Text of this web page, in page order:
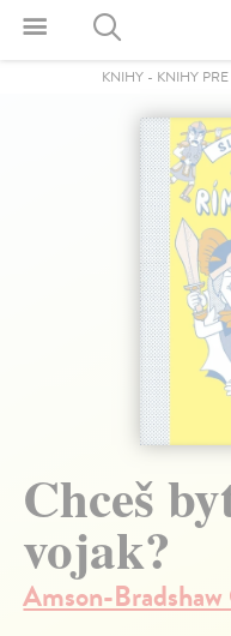
KNIHY - KNIHY
Chceš
vojak?
Amson-Bradshaw